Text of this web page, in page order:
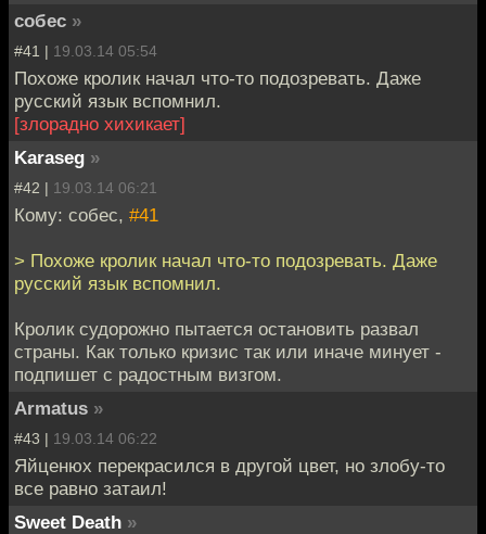
собес »
#41 | 19.03.14 05:54
Похоже кролик начал что-то подозревать. Даже
русский язык вспомнил.
[злорадно хихикает]
Karaseg »
#42 | 19.03.14 06:21
Кому: собес, #41
> Похоже кролик начал что-то подозревать. Даже
русский язык вспомнил.
Кролик судорожно пытается остановить развал
страны. Как только кризис так или иначе минует -
подпишет с радостным визгом.
Armatus »
#43 | 19.03.14 06:22
Яйценюх перекрасился в другой цвет, но злобу-то
все равно затаил!
Sweet Death »